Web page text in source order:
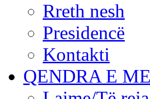
Rreth nesh
Presidencë
Kontakti
QENDRA E